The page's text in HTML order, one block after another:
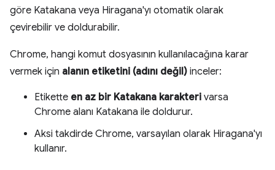
göre Katakana veya Hiragana'yı otomatik olarak
çevirebilir ve doldurabilir.
Chrome, hangi komut dosyasının kullanılacağına karar
vermek için alanın etiketini (adını değil) inceler:
Etikette en az bir Katakana karakteri varsa
Chrome alanı Katakana ile doldurur.
Aksi takdirde Chrome, varsayılan olarak Hiragana'yı
kullanır.